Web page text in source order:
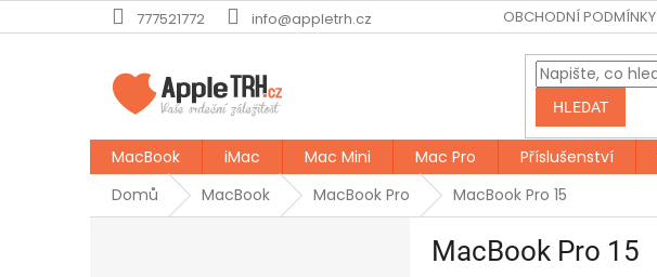
na
777521772 info@appletrh.cz OBCHODNÍ PODMÍNKY
HLEDAT
MacBook iMac Mac Mini Mac Pro Příslušenství
Domů
MacBook MacBook Pro MacBook Pro 15
MacBook Pro 15